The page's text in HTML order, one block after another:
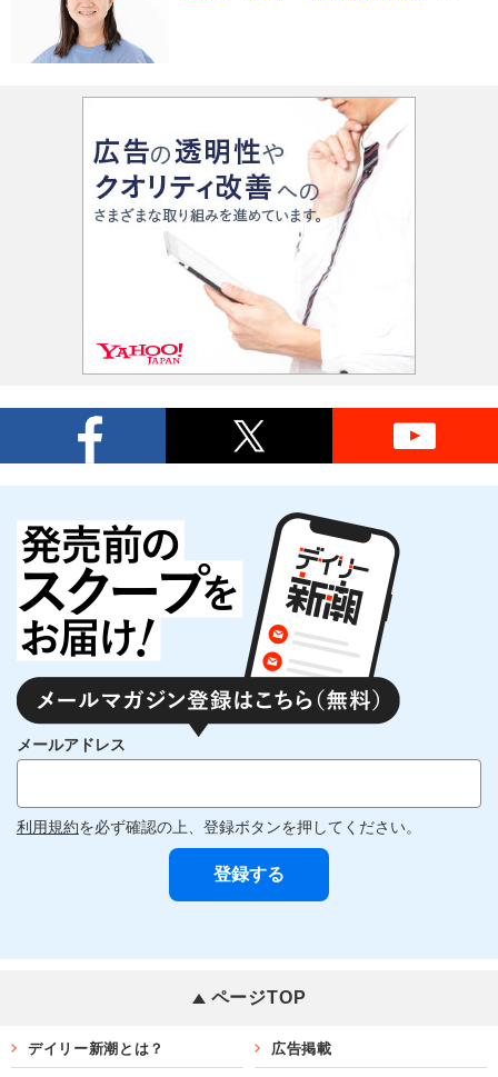
メールアドレス
利用規約を必ず確認の上、登録ボタンを押してください。
ページTOP
デイリー新潮とは？ 広告掲載